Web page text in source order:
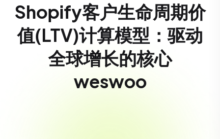
Shopify客户生命周期价
值(LTV)计算模型：驱动
全球增长的核心
weswoo